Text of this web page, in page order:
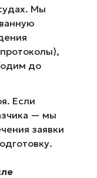
Мы
до
Если
— мы
заявки